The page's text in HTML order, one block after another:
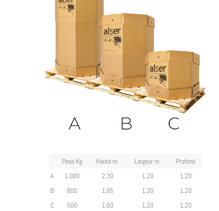
Peso Kg Haute m. Largeur m.
Profond
A
1.000 2,30 1,20
1,20
B
800 1,85 1,20
1,20
C
500 1,60 1,20 1,20